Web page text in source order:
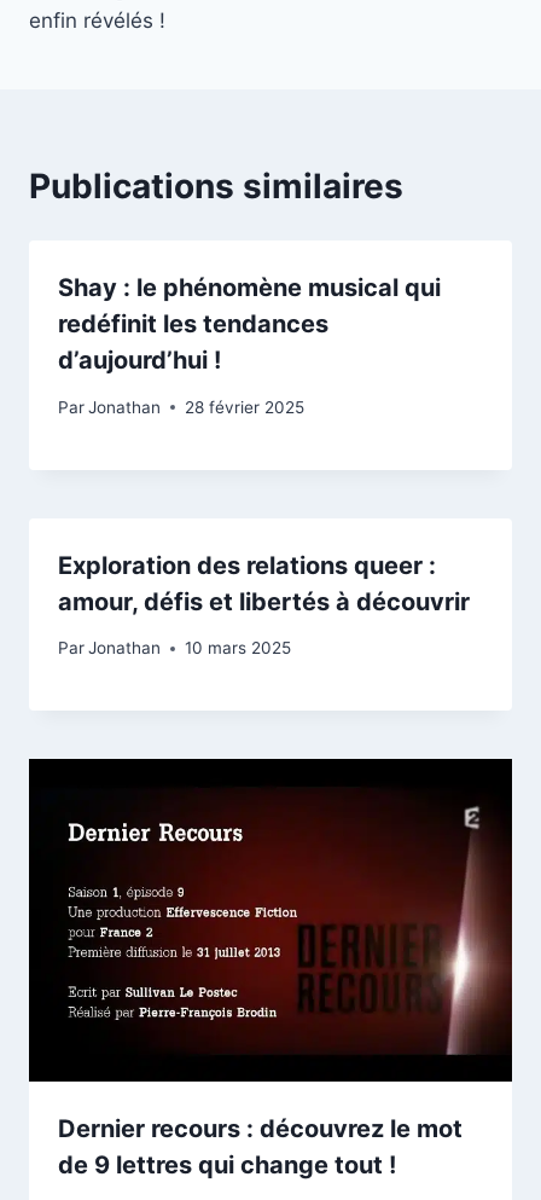
enfin révélés !
Publications similaires
Shay : le phénomène musical qui
redéfinit les tendances
d’aujourd’hui !
ParJonathan 28 février 2025
Exploration des relations queer :
amour, défis et libertés à découvrir
ParJonathan 10 mars 2025
Dernier recours : découvrez le mot
de 9 lettres qui change tout !